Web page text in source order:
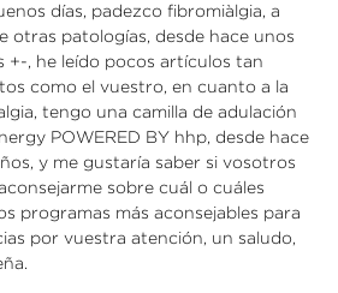
días, padezco fibromiàlgia, a
otras patologías, desde hace unos
+-, he leído pocos artículos tan
como el vuestro, en cuanto a la
tengo una camilla de adulación
POWERED BY hhp, desde hace
y me gustaría saber si vosotros
sobre cuál o cuáles
programas más aconsejables para
por vuestra atención, un saludo,